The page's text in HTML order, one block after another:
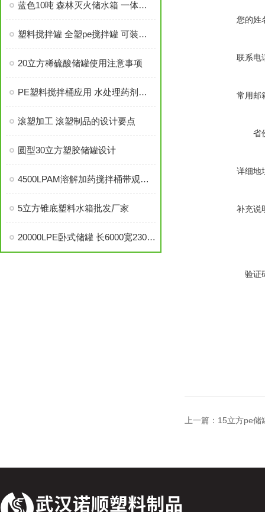
蓝色10吨 森林灭火储水箱 一体成型经久耐用 塑料集雨桶
塑料搅拌罐 全塑pe搅拌罐 可装盐酸硫酸
20立方稀硫酸储罐使用注意事项
PE塑料搅拌桶应用 水处理药剂溶解装置
滚塑加工 滚塑制品的设计要点
圆型30立方塑胶储罐设计
4500LPAM溶解加药搅拌桶带观察管
5立方锥底塑料水箱批发厂家
20000LPE卧式储罐 长6000宽2300高1950冷却储存
您的姓
联系电
常用邮
省
详细地
补充说
验证
上一篇： 15立方pe储